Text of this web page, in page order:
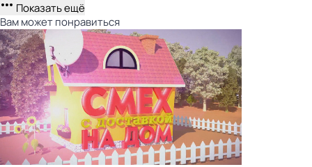
Показать ещё
Вам может понравиться